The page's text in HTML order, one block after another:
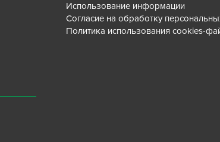
Использование информации
Согласие на обработку
Политика использования cookies-